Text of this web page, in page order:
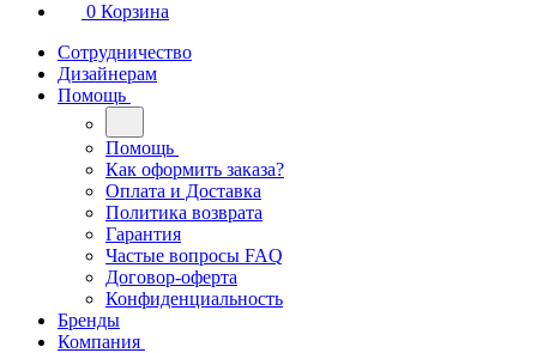
0 Корзина
Сотрудничество
Дизайнерам
Помощь
Помощь
Как оформить заказа?
Оплата и Доставка
Политика возврата
Гарантия
Частые вопросы FAQ
Договор-оферта
Конфиденциальность
Бренды
Компания